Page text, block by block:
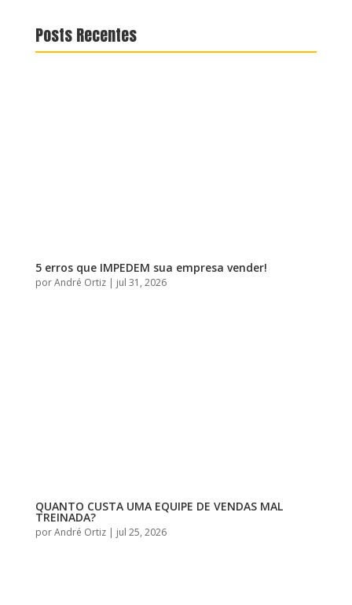
Posts Recentes
5 erros que IMPEDEM sua empresa vender!
porAndré Ortiz| jul 31, 2026
QUANTO CUSTA UMA EQUIPE DE VENDAS MAL
TREINADA?
porAndré Ortiz| jul 25, 2026